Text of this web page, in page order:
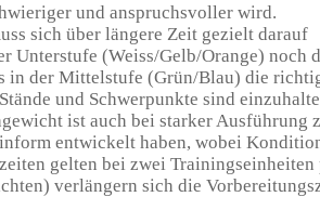
und anspruchsvoller wird.
sich über längere Zeit gezielt darauf
Unterstufe (Weiss/Gelb/Orange) noch
in der Mittelstufe (Grün/Blau) die
und Schwerpunkte sind
ist auch bei starker Ausführung
entwickelt haben, wobei
gelten bei zwei Trainingseinheiten
verlängern sich die